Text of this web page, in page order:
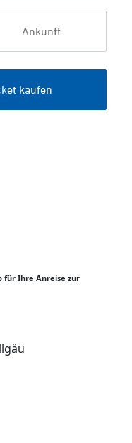
für Ihre Anreise zur